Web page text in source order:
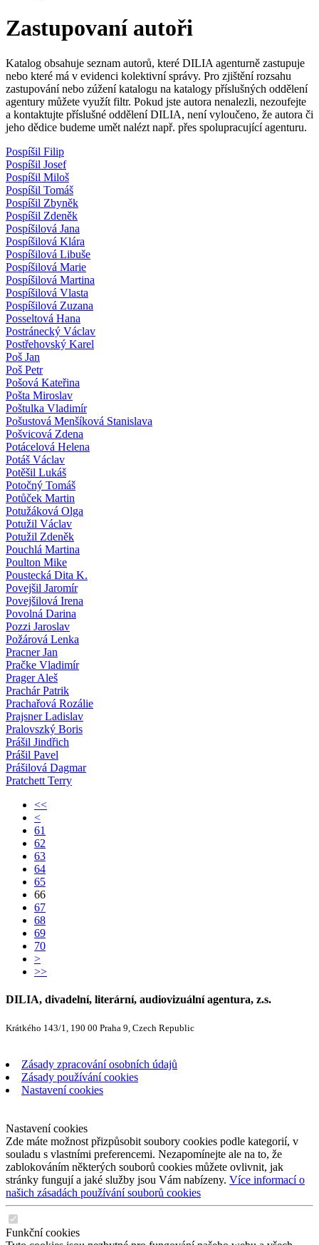
Zastupovaní autoři
Katalog obsahuje seznam autorů, které DILIA agenturně zastupuje
nebo které má v evidenci kolektivní správy. Pro zjištění rozsahu
zastupování nebo zúžení katalogu na katalogy příslušných oddělení
agentury můžete využít filtr. Pokud jste autora nenalezli, nezoufejte
a kontaktujte příslušné oddělení DILIA, není vyloučeno, že autora či
jeho dědice budeme umět nalézt např. přes spolupracující agenturu.
Pospíšil Filip
Pospíšil Josef
Pospíšil Miloš
Pospíšil Tomáš
Pospíšil Zbyněk
Pospíšil Zdeněk
Pospíšilová Jana
Pospíšilová Klára
Pospíšilová Libuše
Pospíšilová Marie
Pospíšilová Martina
Pospíšilová Vlasta
Pospíšilová Zuzana
Posseltová Hana
Postránecký Václav
Postřehovský Karel
Poš Jan
Poš Petr
Pošová Kateřina
Pošta Miroslav
Poštulka Vladimír
Pošustová Menšíková Stanislava
Pošvicová Zdena
Potácelová Helena
Potáš Václav
Potěšil Lukáš
Potočný Tomáš
Potůček Martin
Potužáková Olga
Potužil Václav
Potužil Zdeněk
Pouchlá Martina
Poulton Mike
Poustecká Dita K.
Povejšil Jaromír
Povejšilová Irena
Povolná Darina
Pozzi Jaroslav
Požárová Lenka
Pracner Jan
Pračke Vladimír
Prager Aleš
Prachár Patrik
Prachařová Rozálie
Prajsner Ladislav
Pralovszký Boris
Prášil Jindřich
Prášil Pavel
Prášilová Dagmar
Pratchett Terry
<<
<
61
62
63
64
65
66
67
68
69
70
>
>>
DILIA, divadelní, literární, audiovizuální agentura, z.s.
Krátkého 143/1, 190 00 Praha 9, Czech Republic
Zásady zpracování osobních údajů
Zásady používání cookies
Nastavení cookies
Nastavení cookies
Zde máte možnost přizpůsobit soubory cookies podle kategorií, v
souladu s vlastními preferencemi. Nezapomínejte ale na to, že
zablokováním některých souborů cookies můžete ovlivnit, jak
stránky fungují a jaké služby jsou Vám nabízeny. Více informací o
našich zásadách používání souborů cookies
Funkční cookies